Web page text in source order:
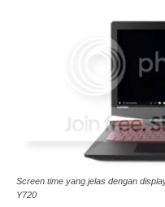
Screen time yang jelas dengan
Y720